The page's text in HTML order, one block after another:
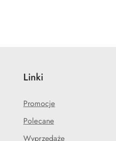
Linki
Promocje
Polecane
Wyprzedaże